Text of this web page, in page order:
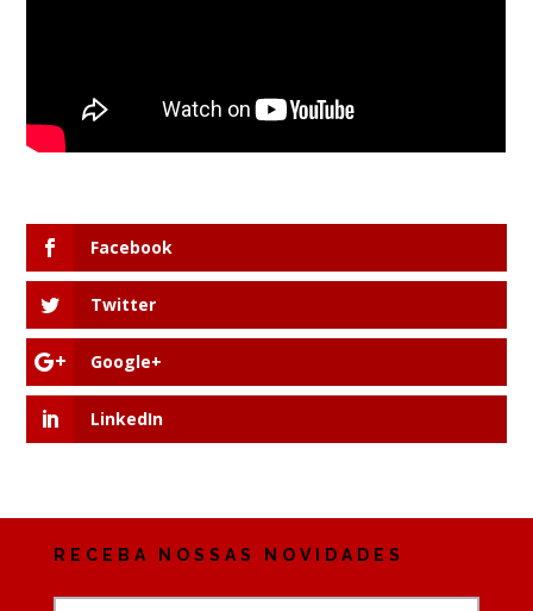
Facebook
Twitter
Google+
LinkedIn
RECEBA NOSSAS NOVIDADES